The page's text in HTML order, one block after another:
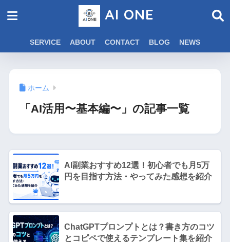
AI ONE
SERVICE ABOUT CONTACT BLOG NEWS
ホーム
「AI活用〜基本編〜」の記事一覧
AI副業おすすめ12選！初心者でも月5万
円を目指す方法・やってみた感想を紹介
ChatGPTプロンプトとは？書き方のコツ
とコピペで使えるテンプレート集を紹介